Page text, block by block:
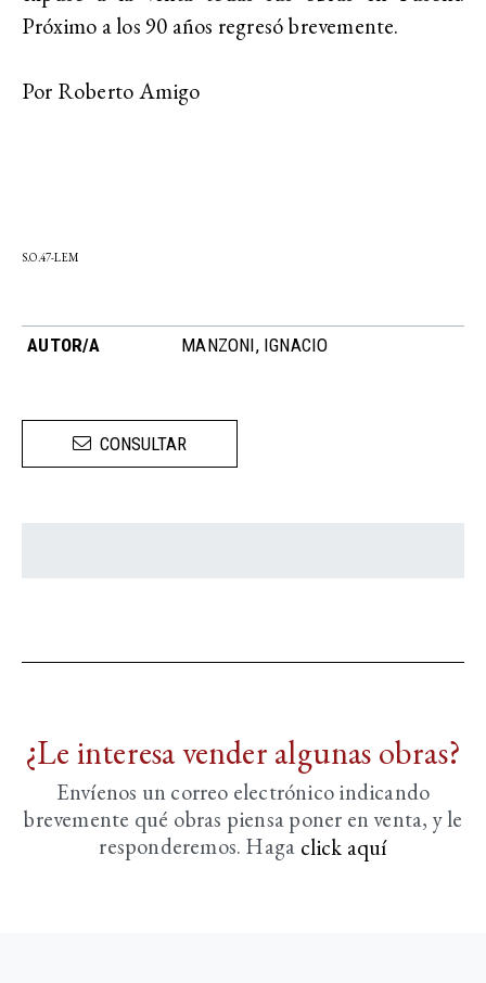
Próximo a los 90 años regresó brevemente.
Por Roberto Amigo
S.O.47-LEM
AUTOR/A MANZONI, IGNACIO
CONSULTAR
¿Le interesa vender algunas obras?
Envíenos un correo electrónico indicando
brevemente qué obras piensa poner en venta, y le
responderemos. Haga click aquí­